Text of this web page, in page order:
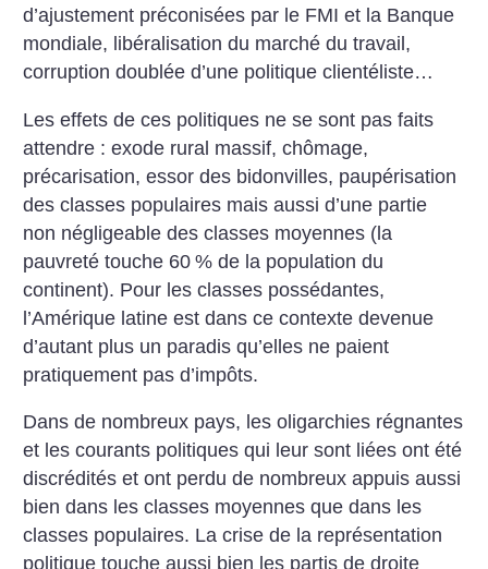
d’ajustement préconisées par le FMI et la Banque
mondiale, libéralisation du marché du travail,
corruption doublée d’une politique clientéliste…
Les effets de ces politiques ne se sont pas faits
attendre : exode rural massif, chômage,
précarisation, essor des bidonvilles, paupérisation
des classes populaires mais aussi d’une partie
non négligeable des classes moyennes (la
pauvreté touche 60 % de la population du
continent). Pour les classes possédantes,
l’Amérique latine est dans ce contexte devenue
d’autant plus un paradis qu’elles ne paient
pratiquement pas d’impôts.
Dans de nombreux pays, les oligarchies régnantes
et les courants politiques qui leur sont liées ont été
discrédités et ont perdu de nombreux appuis aussi
bien dans les classes moyennes que dans les
classes populaires. La crise de la représentation
politique touche aussi bien les partis de droite